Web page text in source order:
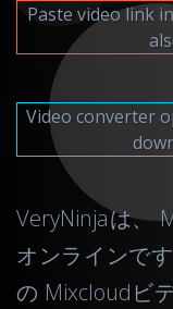
Paste video link
Video converter
VeryNinjaは、
オンラインで
の Mixcloudビ